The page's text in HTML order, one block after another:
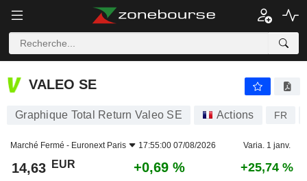
VALEO SE
VALEO SE
Graphique Total Return Valeo SE Actions FR
Marché Fermé - Euronext Paris 17:55:00 07/08/2026 Varia. 1 janv.
14,63 EUR +0,69 % +25,74 %